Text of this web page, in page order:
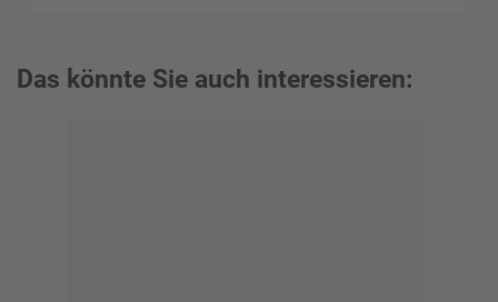
Das könnte Sie auch interessieren: